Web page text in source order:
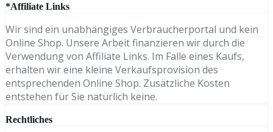
*Affiliate Links
Wir sind ein unabhängiges Verbraucherportal und kein
Online Shop. Unsere Arbeit finanzieren wir durch die
Verwendung von Affiliate Links. Im Falle eines Kaufs,
erhalten wir eine kleine Verkaufsprovision des
entsprechenden Online Shop. Zusätzliche Kosten
entstehen für Sie natürlich keine.
Rechtliches